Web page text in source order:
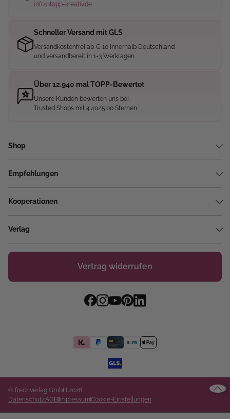
info@topp-kreativ.de
Schneller Versand mit GLS
Versandkostenfrei ab € 10 innerhalb Deutschland
und versandbereit in 1-3 Werktagen
Über 12.940 mal TOPP-Bewertet
Unsere Kunden bewerten uns bei
Trusted Shops mit 4.40/5.00 Sternen
Shop
Empfehlungen
Kooperationen
Verlag
Vertrag widerrufen
© frechverlag GmbH 2026
DatenschutzAGB ImpressumCookie-Einstellungen